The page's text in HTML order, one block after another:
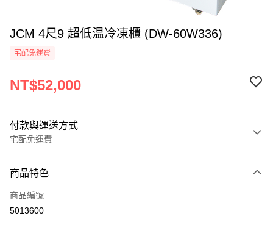
JCM 4尺9 超低温冷凍櫃 (DW-60W336)
宅配免運費
NT$52,000
付款與運送方式
宅配免運費
信用卡一次付款
Apple Pay
商品特色
商品編號
5013600